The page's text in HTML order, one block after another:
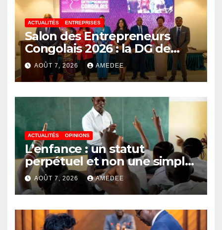
ACTUALITÉS ENTREPRISES
Salon des Entrepreneurs
Congolais 2026 : la DG de
l’ANAPI Rachel PUNGU
mobilise les investisseurs
autour de l’ambition d’une
RDC, destination phare de
l’investissement en Afrique
AOÛT 7, 2026 AMEDEE
ACTUALITÉS OPINIONS
L’enfance : un statut
perpétuel et non une simple
étape de la vie
AOÛT 7, 2026 AMEDEE